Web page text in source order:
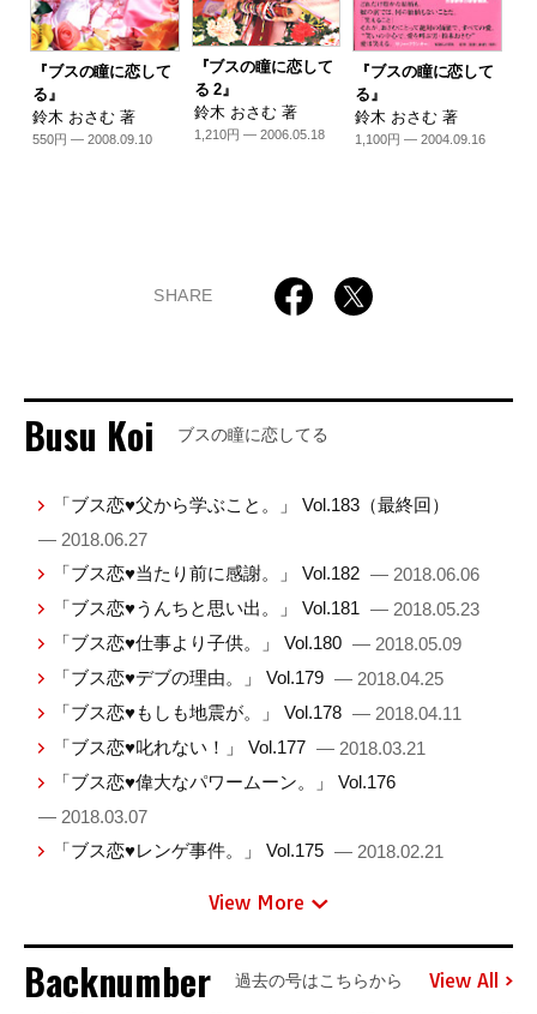
『ブスの瞳に恋して
る』
鈴木 おさむ 著
550円 — 2008.09.10
『ブスの瞳に恋して
る 2』
鈴木 おさむ 著
1,210円 — 2006.05.18
『ブスの瞳に恋して
る』
鈴木 おさむ 著
1,100円 — 2004.09.16
SHARE
Busu Koi ブスの瞳に恋してる
「ブス恋♥父から学ぶこと。」 Vol.183（最終回）
— 2018.06.27
「ブス恋♥当たり前に感謝。」 Vol.182 — 2018.06.06
「ブス恋♥うんちと思い出。」 Vol.181 — 2018.05.23
「ブス恋♥仕事より子供。」 Vol.180 — 2018.05.09
「ブス恋♥デブの理由。」 Vol.179 — 2018.04.25
「ブス恋♥もしも地震が。」 Vol.178 — 2018.04.11
「ブス恋♥叱れない！」 Vol.177 — 2018.03.21
「ブス恋♥偉大なパワームーン。」 Vol.176
— 2018.03.07
「ブス恋♥レンゲ事件。」 Vol.175 — 2018.02.21
View More
Backnumber 過去の号はこちらから View All